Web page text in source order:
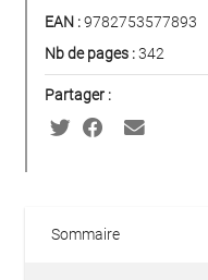
EAN :9782753577893
Nb de pages :342
Partager :
Sommaire